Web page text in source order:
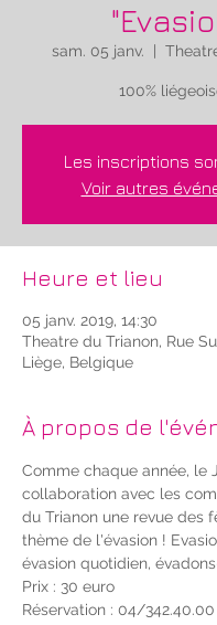
sam. 05 janv.
100%
Les inscriptions
Voir autres
Heure et lieu
05 janv. 2019, 14:30
Theatre du Trianon, Rue
Liège, Belgique
À propos de
Comme chaque année, le
collaboration avec les
du Trianon une revue des
thème de l'évasion !
évasion quotidien,
Prix : 30 euro
Réservation : 04/